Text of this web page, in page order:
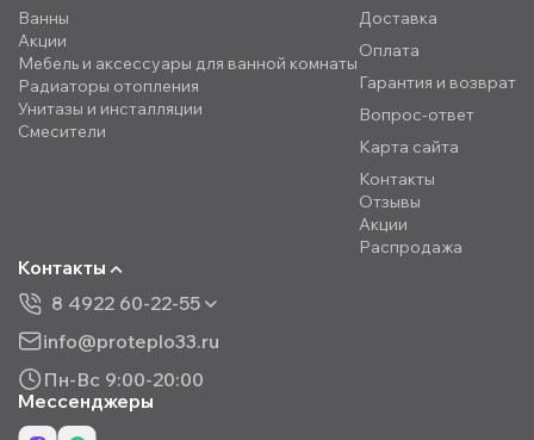
Ванны
Акции
Мебель и аксессуары для ванной комнаты
Радиаторы отопления
Унитазы и инсталляции
Смесители
Доставка
Оплата
Гарантия и возврат
Вопрос-ответ
Карта сайта
Контакты
Отзывы
Акции
Распродажа
Контакты
8 4922 60-22-55
info@proteplo33.ru
Пн-Вс 9:00-20:00
Мессенджеры